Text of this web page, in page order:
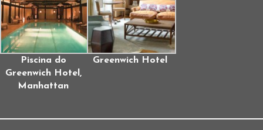
Piscina do
Greenwich Hotel,
Manhattan
Greenwich Hotel